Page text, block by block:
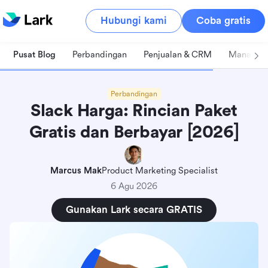
Hubungi kami Coba gratis
Pusat Blog Perbandingan Penjualan & CRM
Perbandingan
Slack Harga: Rincian Paket
Gratis dan Berbayar [2026]
Marcus MakProduct Marketing Specialist
6 Agu 2026
Gunakan Lark secara GRATIS